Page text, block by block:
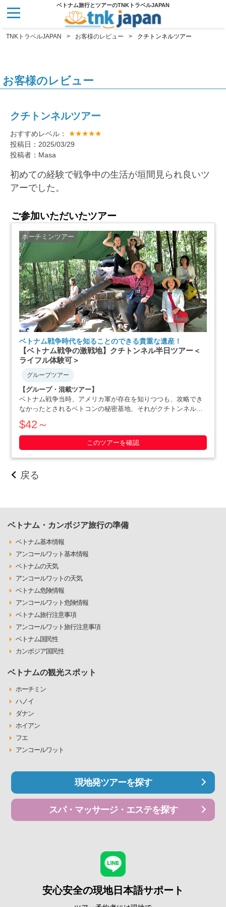
ベトナム旅行とツアーのTNKトラベルJAPAN
TNKトラベルJAPAN お客様のレビュー クチトンネルツアー
お客様のレビュー
クチトンネルツアー
おすすめレベル： ★★★★★
投稿日：2025/03/29
投稿者：Masa
初めての経験で戦争中の生活が垣間見られ良いツ
アーでした。
ご参加いただいたツアー
ホーチミンツアー
ベトナム戦争時代を知ることのできる貴重な遺産！
【ベトナム戦争の激戦地】クチトンネル半日ツアー＜
ライフル体験可＞
グループツアー
【グループ・混載ツアー】
ベトナム戦争当時、アメリカ軍が存在を知りつつも、攻略でき
なかったとされるベトコンの秘密基地、それがクチトンネルで
す。小柄な体格を活かした戦略で、アメリカ軍を撃退にまで追
いやったベトナム人の作戦の数々や彼らの暮らしぶりを追体験
できます。ホーチミン滞在最終日や、午後か・・・・・
$42～
このツアーを確認
戻る
ベトナム・カンボジア旅行の準備
ベトナム基本情報
アンコールワット基本情報
ベトナムの天気
アンコールワットの天気
ベトナム危険情報
アンコールワット危険情報
ベトナム旅行注意事項
アンコールワット旅行注意事項
ベトナム国民性
カンボジア国民性
ベトナムの観光スポット
ホーチミン
ハノイ
ダナン
ホイアン
フエ
アンコールワット
現地発ツアーを探す
スパ・マッサージ・エステを探す
安心安全の現地日本語サポート